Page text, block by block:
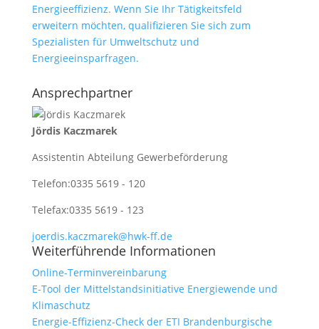
Energieeffizienz. Wenn Sie Ihr Tätigkeitsfeld
erweitern möchten, qualifizieren Sie sich zum
Spezialisten für Umweltschutz und
Energieeinsparfragen.
Ansprechpartner
Jördis Kaczmarek
Assistentin Abteilung Gewerbeförderung
Telefon:0335 5619 - 120
Telefax:0335 5619 - 123
joerdis.kaczmarek@hwk-ff.de
Weiterführende Informationen
Online-Terminvereinbarung
E-Tool der Mittelstandsinitiative Energiewende und
Klimaschutz
Energie-Effizienz-Check der ETI Brandenburgische